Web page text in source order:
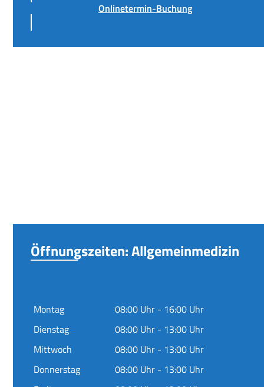
Onlinetermin-Buchung
Öffnungszeiten: Allgemeinmedizin
Montag
08:00 Uhr - 16:00 Uhr
Dienstag
08:00 Uhr - 13:00 Uhr
Mittwoch
08:00 Uhr - 13:00 Uhr
Donnerstag
08:00 Uhr - 13:00 Uhr